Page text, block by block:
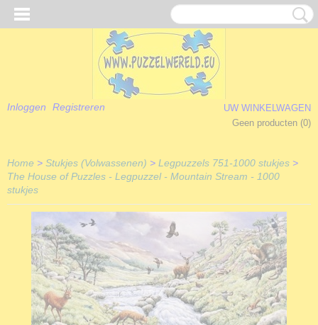
Inloggen Registreren
UW WINKELWAGEN
Geen producten (0)
Home > Stukjes (Volwassenen) > Legpuzzels 751-1000 stukjes >
The House of Puzzles - Legpuzzel - Mountain Stream - 1000
stukjes